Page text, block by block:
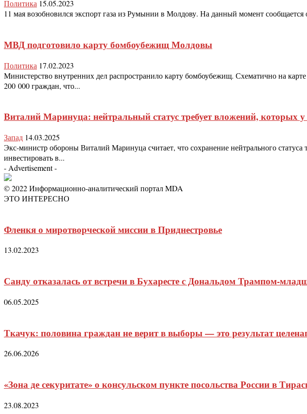
Политика 15.05.2023
11 мая возобновился экспорт газа из Румынии в Молдову. На данный момент
МВД подготовило карту бомбоубежищ Молдовы
Политика 17.02.2023
Министерство внутренних дел распространило карту бомбоубежищ. Схематично на
200 000 граждан, что...
Виталий Маринуца: нейтральный статус требует вложений, которых
Запад 14.03.2025
Экс-министр обороны Виталий Маринуца считает, что сохранение нейтрального
инвестировать в...
- Advertisement -
© 2022 Информационно-аналитический портал MDA
ЭТО ИНТЕРЕСНО
Фленкя о миротворческой миссии в Приднестровье
13.02.2023
Санду отказалась от встречи в Бухаресте с Дональдом Трампом-
06.05.2025
Ткачук: половина граждан не верит в выборы — это результат
26.06.2026
«Зона де секуритате» о консульском пункте посольства России в
23.08.2023